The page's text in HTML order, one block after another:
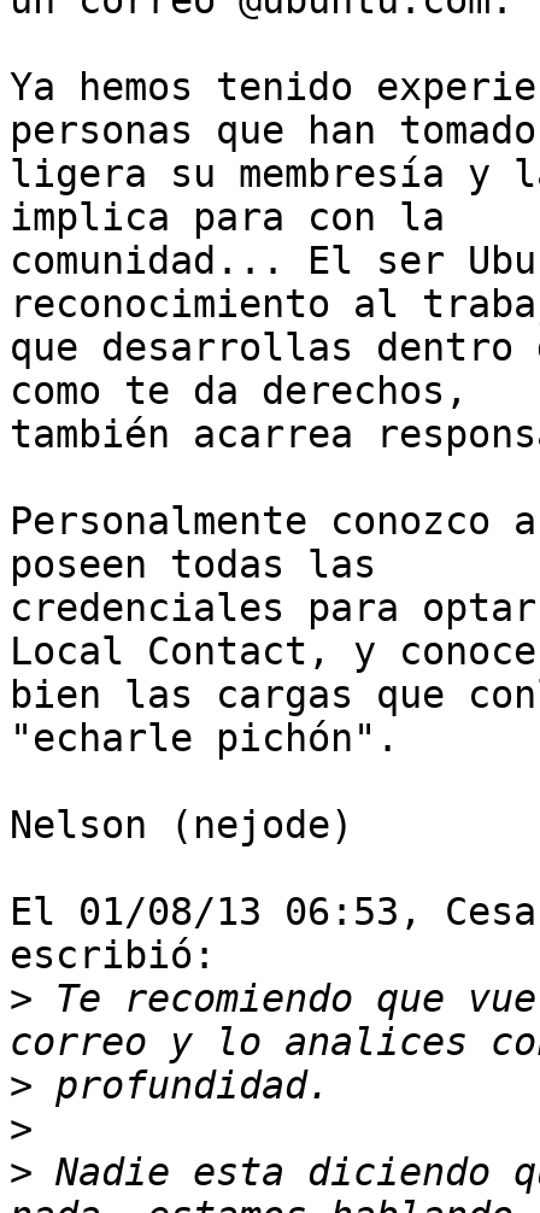
Ya hemos tenido
personas que han
ligera su membresía y
implica para con la
comunidad... El ser
reconocimiento al
que desarrollas dentro
como te da derechos,
también acarrea
Personalmente conozco
poseen todas las
credenciales para
Local Contact, y
bien las cargas que
"echarle pichón".
Nelson (nejode)
El 01/08/13 06:53,
escribió:
> Te recomiendo que
>
>
> Nadie esta diciendo